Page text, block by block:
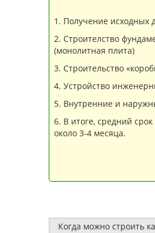
Получение исходных
Строителство
(монолитная плита)
Строительство
Устройство
Внутренние и
В итоге, средний
около 3-4 месяца.
Когда можно строить